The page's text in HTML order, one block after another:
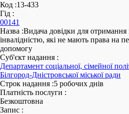
Код :13-433
Гід :
00141
Назва :Видача довідки для отримання
інвалідністю, які не мають права на
допомогу
Суб'єкт надання :
Департамент соціальної, сімейної
Білгород-Дністровської міської ради
Строк надання :5 робочих днів
Платність послуги :
Безкоштовна
Запис :